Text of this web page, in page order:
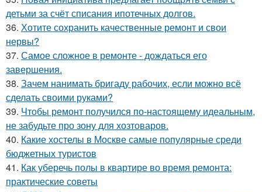
детьми за счёт списания ипотечных долгов.
36. Хотите сохранить качественные ремонт и свои
нервы?
37. Самое сложное в ремонте - дождаться его
завершения.
38. Зачем нанимать бригаду рабочих, если можно всё
сделать своими руками?
39. Чтобы ремонт получился по-настоящему идеальным,
не забудьте про зону для хозтоваров.
40. Какие хостелы в Москве самые популярные среди
бюджетных туристов
41. Как уберечь полы в квартире во время ремонта:
практические советы